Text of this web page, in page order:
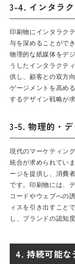
3-4. インタラ
印刷物にインタラク
与を深めることがで
物理的な紙媒体をデ
うしたインタラクテ
供し、顧客との双方
ゲージメントを高め
するデザイン戦略が
3-5. 物理的・
現代のマーケティン
統合が求められてい
ージを提供し、消費
です。印刷物には、
コードやウェブへの
ィスを引き出すこと
し、ブランドの認知
4. 持続可能な